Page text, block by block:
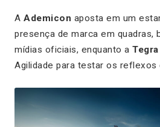
A Ademicon aposta em um
presença de marca em quadras,
mídias oficiais, enquanto a Tegra
Agilidade para testar os reflexos